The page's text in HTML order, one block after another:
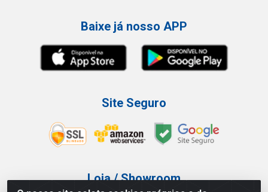
Baixe já nosso APP
Site Seguro
Loja / Showroom